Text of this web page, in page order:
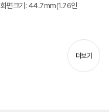
화면크기: 44.7mm(1.76인
기
더보기